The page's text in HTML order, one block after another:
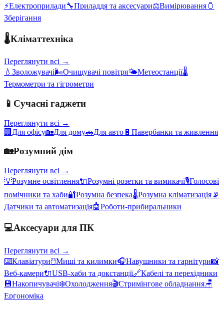
⚡Електроприлади🔧Приладдя та аксесуари⚖️Вимірювання 🫙
Зберігання
🌡️Кліматтехніка
Переглянути всі →
💧 Зволожувачі🌬️Очищувачі повітря🌤️Метеостанції🌡️
Термометри та гігрометри
📱 Сучасні гаджети
Переглянути всі →
🏢 Для офісу🏡Для дому🚗Для авто 🔋 Павербанки та живлення
🏡Розумний дім
Переглянути всі →
💡Розумне освітлення🔌Розумні розетки та вимикачі🎙️Голосові
помічники та хаби🔐Розумна безпека🌡️Розумна кліматизація 📡
Датчики та автоматизація🤖Роботи-прибиральники
💻Аксесуари для ПК
Переглянути всі →
⌨️Клавіатури🖱️Миші та килимки🎧Навушники та гарнітури📸
Веб-камери🔌USB-хаби та докстанції🔗Кабелі та перехідники
💾Накопичувачі❄️Охолодження🎬Стримінгове обладнання🪑
Ергономіка